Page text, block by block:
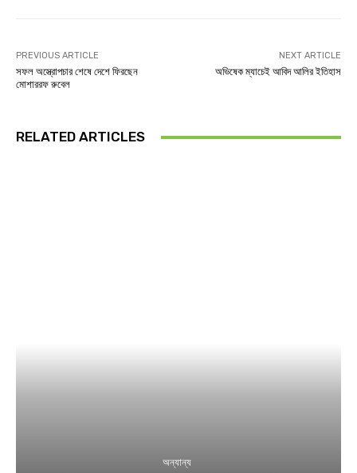
PREVIOUS ARTICLE
সফল অস্ত্রোপচার শেষে দেশে ফিরছেন
মোশাররফ রুবেল
NEXT ARTICLE
অভিষেক ম্যাচেই আবিদ আলির ইতিহাস
RELATED ARTICLES
অন্যান্য